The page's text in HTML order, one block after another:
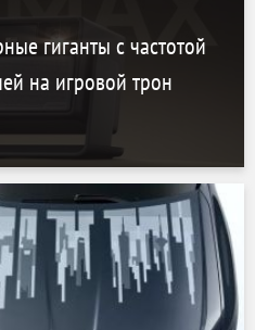
гиганты с частотой
на игровой трон